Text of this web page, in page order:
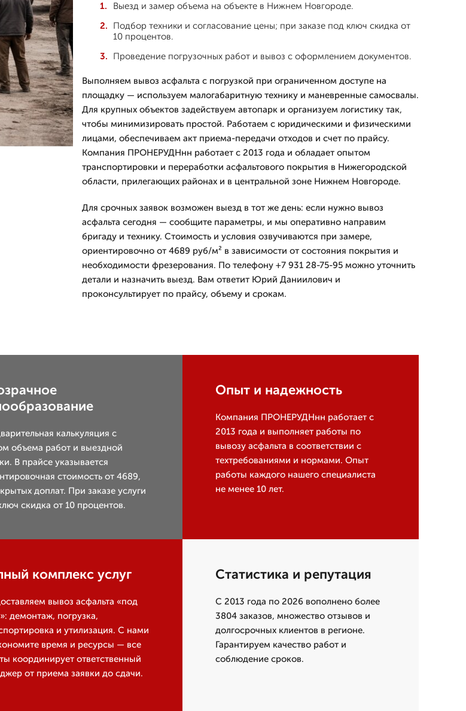
Выезд и замер объема на объекте в Нижнем Новгороде.
Подбор техники и согласование цены; при заказе под ключ скидка от
10 процентов.
Проведение погрузочных работ и вывоз с оформлением документов.
Выполняем вывоз асфальта с погрузкой при ограниченном доступе на
площадку — используем малогабаритную технику и маневренные самосвалы.
Для крупных объектов задействуем автопарк и организуем логистику так,
чтобы минимизировать простой. Работаем с юридическими и физическими
лицами, обеспечиваем акт приема-передачи отходов и счет по прайсу.
Компания ПРОНЕРУДНнн работает с 2013 года и обладает опытом
транспортировки и переработки асфальтового покрытия в Нижегородской
области, прилегающих районах и в центральной зоне Нижнем Новгороде.
Для срочных заявок возможен выезд в тот же день: если нужно вывоз
асфальта сегодня — сообщите параметры, и мы оперативно направим
бригаду и технику. Стоимость и условия озвучиваются при замере,
ориентировочно от 4689 руб/м² в зависимости от состояния покрытия и
необходимости фрезерования. По телефону +7 931 28-75-95 можно уточнить
детали и назначить выезд. Вам ответит Юрий Даниилович и
проконсультирует по прайсу, объему и срокам.
калькуляция с
объема работ и выездной
В прайсе указывается
стоимость от 4689,
доплат. При заказе услуги
скидка от 10 процентов.
Опыт и надежность
Компания ПРОНЕРУДНнн работает с
2013 года и выполняет работы по
вывозу асфальта в соответствии с
техтребованиями и нормами. Опыт
работы каждого нашего специалиста
не менее 10 лет.
комплекс услуг
вывоз асфальта «под
демонтаж, погрузка,
и утилизация. С нами
время и ресурсы — все
координирует ответственный
от приема заявки до сдачи.
Статистика и репутация
С 2013 года по 2026 вополнено более
3804 заказов, множество отзывов и
долгосрочных клиентов в регионе.
Гарантируем качество работ и
соблюдение сроков.